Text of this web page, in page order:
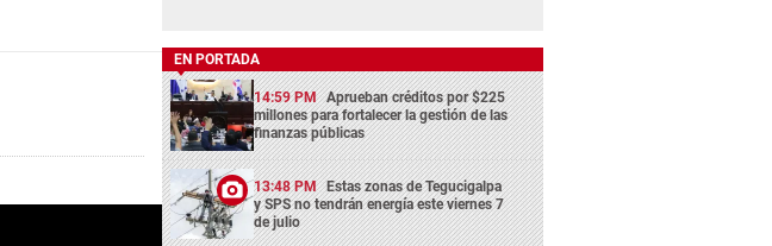
EN PORTADA
14:59 PM Aprueban créditos por $225
millones para fortalecer la gestión de las
finanzas públicas
13:48 PM Estas zonas de Tegucigalpa
y SPS no tendrán energía este viernes 7
de julio